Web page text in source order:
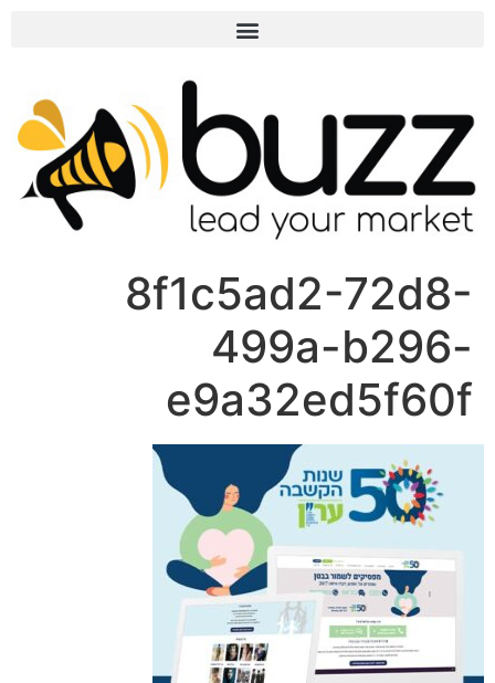
8f1c5ad2-72d8-
499a-b296-
e9a32ed5f60f